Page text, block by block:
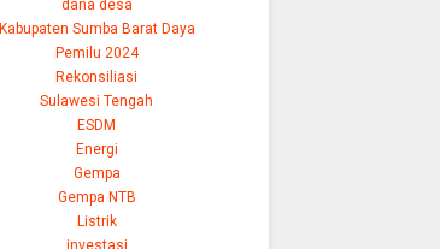
dana desa
Kabupaten Sumba Barat Daya
Pemilu 2024
Rekonsiliasi
Sulawesi Tengah
ESDM
Energi
Gempa
Gempa NTB
Listrik
investasi